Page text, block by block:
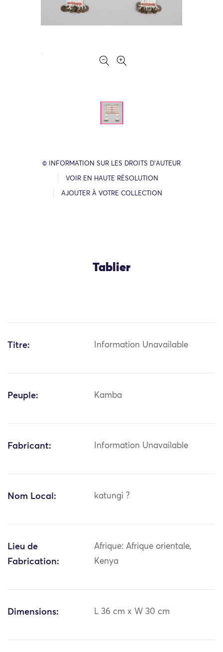
© INFORMATION SUR LES DROITS D’AUTEUR
VOIR EN HAUTE RÉSOLUTION
AJOUTER À VOTRE COLLECTION
Tablier
Titre: Information Unavailable
Peuple: Kamba
Fabricant: Information Unavailable
Nom Local: katungi ?
Lieu de
Fabrication:
Afrique: Afrique orientale,
Kenya
Dimensions: L 36 cm x W 30 cm